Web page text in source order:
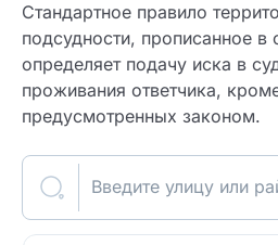
Стандартное правило
подсудности, прописанное
определяет подачу иска в
проживания ответчика,
предусмотренных законом.
Введите улицу или